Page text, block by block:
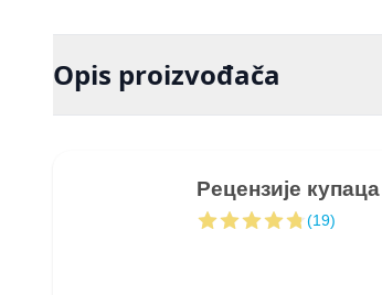
Opis proizvođača
Рецензије купаца
(19)